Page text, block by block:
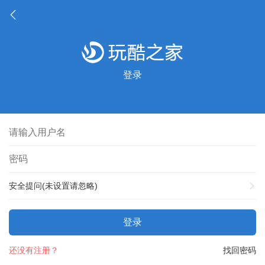
登录
安全提问(未设置请忽略)
登录
找回密码
还没有注册？